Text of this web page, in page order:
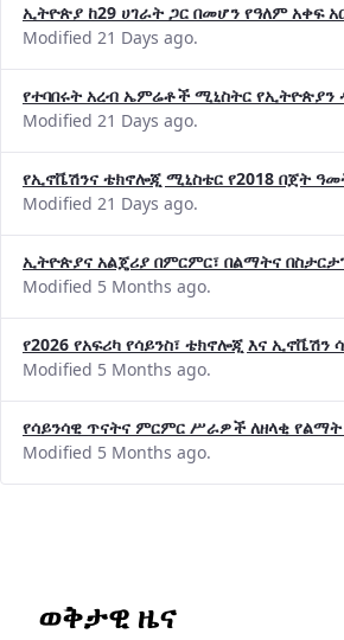
ኢትዮጵያ ከ29 ሀገራት ጋር በመሆን የዓለም አቀፍ
Modified 21 Days ago.
የተባበሩት አረብ ኤምሬቶች ሚኒስትር
Modified 21 Days ago.
የኢኖቬሽንና ቴክኖሎጂ ሚኒስቴር የ2018 በጀት
Modified 21 Days ago.
ኢትዮጵያና አልጄሪያ በምርምር፣ በልማትና
Modified 5 Months ago.
የ2026 የአፍሪካ የሳይንስ፣ ቴክኖሎጂ እና
Modified 5 Months ago.
የሳይንሳዊ ጥናትና ምርምር ሥራዎች ለዘላቂ
Modified 5 Months ago.
ወቅታዊ ዜና